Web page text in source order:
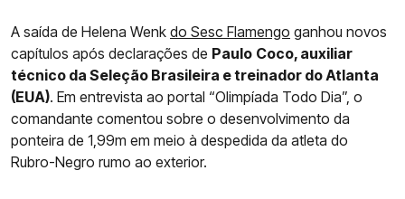
A saída de Helena Wenk do Sesc Flamengo ganhou novos
capítulos após declarações de Paulo Coco, auxiliar
técnico da Seleção Brasileira e treinador do Atlanta
(EUA). Em entrevista ao portal “Olimpíada Todo Dia”, o
comandante comentou sobre o desenvolvimento da
ponteira de 1,99m em meio à despedida da atleta do
Rubro-Negro rumo ao exterior.